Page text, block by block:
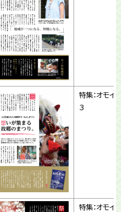
特集：オモイ
3
特集：オモイ